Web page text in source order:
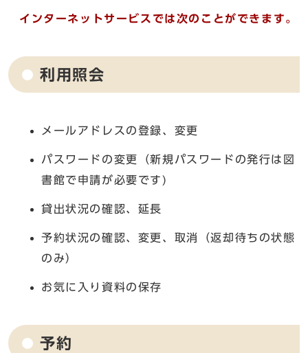
インターネットサービスでは次のことができます。
利用照会
メールアドレスの登録、変更
パスワードの変更（新規パスワードの発行は図
書館で申請が必要です)
貸出状況の確認、延長
予約状況の確認、変更、取消（返却待ちの状態
のみ）
お気に入り資料の保存
予約